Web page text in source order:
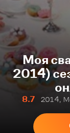
Моя
2014)
8.7
2014,